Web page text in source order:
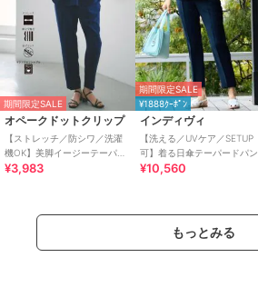
期間限定SALE
オペークドットクリップ
【ストレッチ／防シワ／洗濯
機OK】美脚イージーテーパー
ドパンツ《SS～LL／5col／セ
¥3,983
期間限定SALE
¥1888ｸｰﾎﾟﾝ
インディヴィ
【洗える／UVケア／SETUP
可】着る日傘テーパードパン
ツ
¥10,560
もっとみる